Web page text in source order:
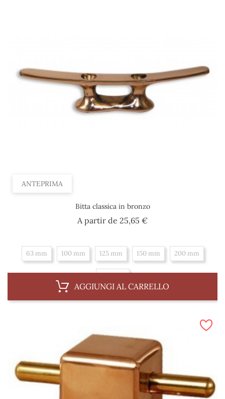
ANTEPRIMA
Bitta classica in bronzo
A partir de 25,65 €Prezzo
63 mm 100 mm 125 mm 150 mm 200 mm
AGGIUNGI AL CARRELLO